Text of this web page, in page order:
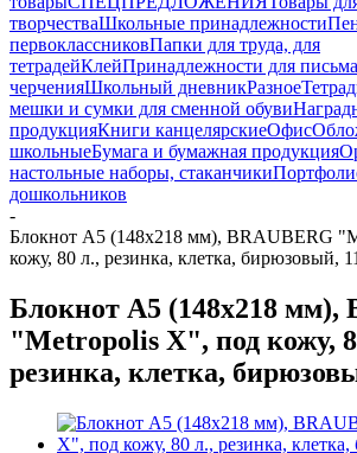
творчестваШкольные принадлежности
первоклассниковПапки для труда, для
тетрадейКлейПринадлежности для
черченияШкольный дневникРазное
мешки и сумки для сменной обуви
продукцияКниги канцелярскиеОфис
школьныеБумага и бумажная продукция
настольные наборы, стаканчики
дошкольников
-
Блокнот А5 (148x218 мм), BRAUBERG
кожу, 80 л., резинка, клетка, бирюзовый,
Блокнот А5 (148x218 мм),
"Metropolis X", под кожу,
резинка, клетка,